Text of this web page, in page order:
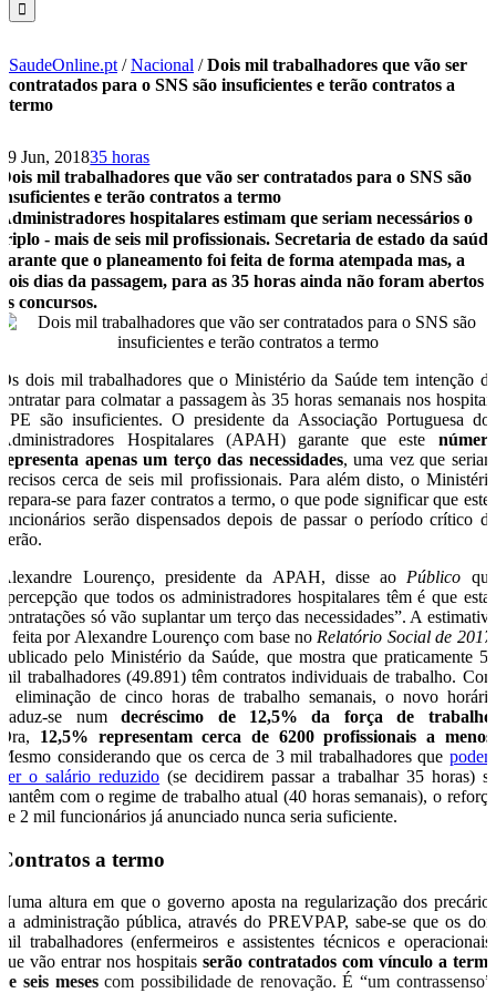
SaudeOnline.pt /Nacional /Dois mil trabalhadores que vão ser
contratados para o SNS são insuficientes e terão contratos a
termo
29 Jun, 201835 horas
Dois mil trabalhadores que vão ser contratados para o SNS são
insuficientes e terão contratos a termo
Administradores hospitalares estimam que seriam necessários o
triplo - mais de seis mil profissionais. Secretaria de estado da saúde
garante que o planeamento foi feita de forma atempada mas, a
dois dias da passagem, para as 35 horas ainda não foram abertos
os concursos.
Os dois mil trabalhadores que o Ministério da Saúde tem intenção de
contratar para colmatar a passagem às 35 horas semanais nos hospitais
EPE são insuficientes. O presidente da Associação Portuguesa dos
Administradores Hospitalares (APAH) garante que este número
representa apenas um terço das necessidades, uma vez que seriam
precisos cerca de seis mil profissionais. Para além disto, o Ministério
prepara-se para fazer contratos a termo, o que pode significar que estes
funcionários serão dispensados depois de passar o período crítico de
verão.
Alexandre Lourenço, presidente da APAH, disse ao Público que
“percepção que todos os administradores hospitalares têm é que estas
contratações só vão suplantar um terço das necessidades”. A estimativa
é feita por Alexandre Lourenço com base no Relatório Social de 2017
publicado pelo Ministério da Saúde, que mostra que praticamente 50
mil trabalhadores (49.891) têm contratos individuais de trabalho. Com
a eliminação de cinco horas de trabalho semanais, o novo horário
traduz-se numdecréscimo de 12,5% da força de trabalho
Ora, 12,5% representam cerca de 6200 profissionais a menos
Mesmo considerando que os cerca de 3 mil trabalhadores que podem
ver o salário reduzido (se decidirem passar a trabalhar 35 horas) se
mantêm com o regime de trabalho atual (40 horas semanais), o reforço
de 2 mil funcionários já anunciado nunca seria suficiente.
Contratos a termo
Numa altura em que o governo aposta na regularização dos precários
da administração pública, através do PREVPAP, sabe-se que os dois
mil trabalhadores (enfermeiros e assistentes técnicos e operacionais)
que vão entrar nos hospitais serão contratados com vínculo a termo
de seis mesescom possibilidade de renovação. É “um contrassenso”,